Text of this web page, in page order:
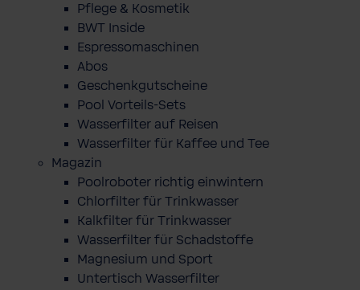
Pflege & Kosmetik
BWT Inside
Espressomaschinen
Abos
Geschenkgutscheine
Pool Vorteils-Sets
Wasserfilter auf Reisen
Wasserfilter für Kaffee und Tee
Magazin
Poolroboter richtig einwintern
Chlorfilter für Trinkwasser
Kalkfilter für Trinkwasser
Wasserfilter für Schadstoffe
Magnesium und Sport
Untertisch Wasserfilter